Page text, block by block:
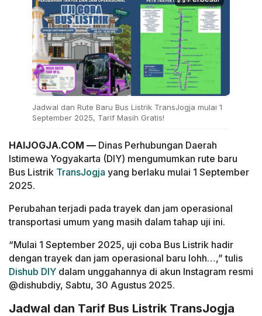
Jadwal dan Rute Baru Bus Listrik TransJogja mulai 1
September 2025, Tarif Masih Gratis!
HAIJOGJA.COM — Dinas Perhubungan Daerah
Istimewa Yogyakarta (DIY) mengumumkan rute baru
Bus Listrik TransJogja yang berlaku mulai 1 September
2025.
Perubahan terjadi pada trayek dan jam operasional
transportasi umum yang masih dalam tahap uji ini.
“Mulai 1 September 2025, uji coba Bus Listrik hadir
dengan trayek dan jam operasional baru lohh…,” tulis
Dishub DIY dalam unggahannya di akun Instagram resmi
@dishubdiy, Sabtu, 30 Agustus 2025.
Jadwal dan Tarif Bus Listrik TransJogja